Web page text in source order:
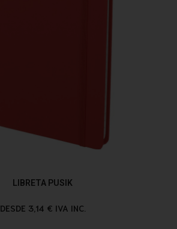
LIBRETA PUSIK
DESDE 3,14 € IVA INC.